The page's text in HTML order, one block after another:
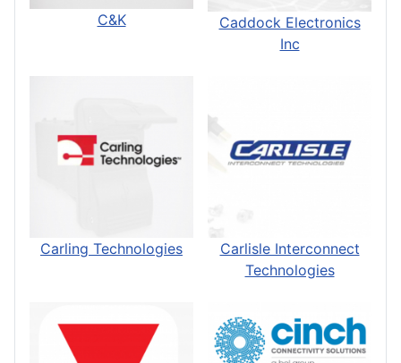
C&K
Caddock Electronics
Inc
Carling Technologies
Carlisle Interconnect
Technologies